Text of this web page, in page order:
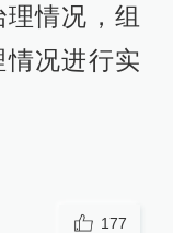
情况，组
况进行实
177